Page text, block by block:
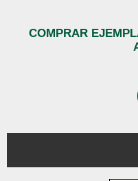
COMPRAR